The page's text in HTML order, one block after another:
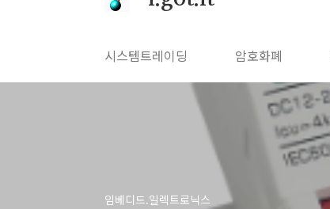
시스템트레이딩 암호화폐
임베디드.일렉트로닉스